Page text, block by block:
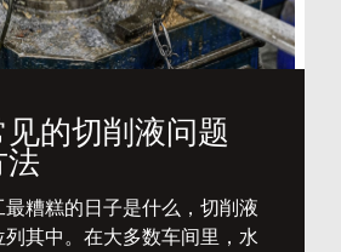
的切削液问题
法
糟糕的日子是什么，切削液
其中。在大多数车间里，水